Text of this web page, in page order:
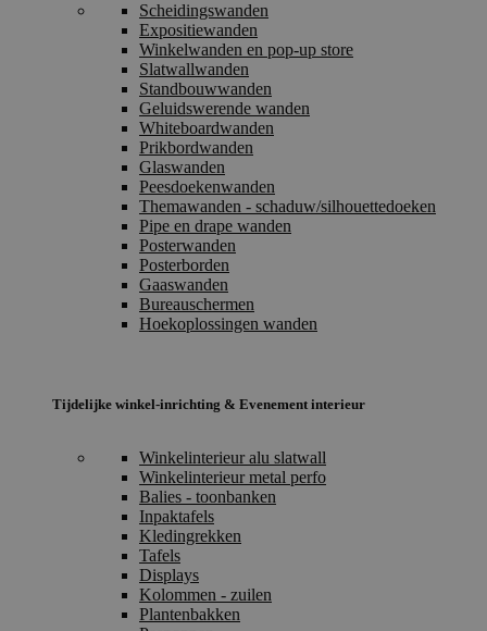
Scheidingswanden
Expositiewanden
Winkelwanden en pop-up store
Slatwallwanden
Standbouwwanden
Geluidswerende wanden
Whiteboardwanden
Prikbordwanden
Glaswanden
Peesdoekenwanden
Themawanden - schaduw/silhouettedoeken
Pipe en drape wanden
Posterwanden
Posterborden
Gaaswanden
Bureauschermen
Hoekoplossingen wanden
Tijdelijke winkel-inrichting & Evenement interieur
Winkelinterieur alu slatwall
Winkelinterieur metal perfo
Balies - toonbanken
Inpaktafels
Kledingrekken
Tafels
Displays
Kolommen - zuilen
Plantenbakken